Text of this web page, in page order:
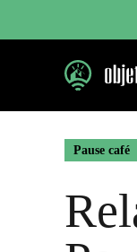
Pause café